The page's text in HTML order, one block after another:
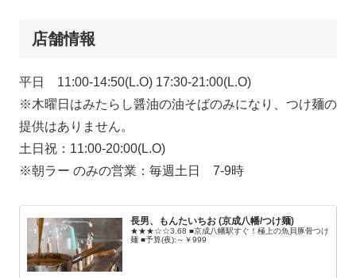
店舗情報
平日 11:00-14:50(L.O) 17:30-21:00(L.O)
※木曜日はみたらし醤油の油そばのみになり、つけ麺の
提供はありません。
土日祝：11:00-20:00(L.O)
※朝ラー のみの営業：毎週土日 7-9時
長男、もんたいちお (京成八幡/つけ麺)
★★★☆☆3.68 ■京成八幡駅すぐ！極上の魚貝豚骨つけ
麺 ■予算(夜):～￥999